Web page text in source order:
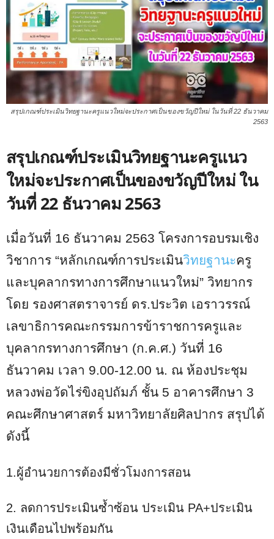
สรุปเกณฑ์ประเมินวิทยฐานะครูแนวใหม่จะประกาศเป็นของขวัญปีใหม่ ในวันที่ 22 ธันวาคม
2563
สรุปเกณฑ์ประเมินวิทยฐานะครูแนว
ใหม่จะประกาศเป็นของขวัญปีใหม่ ใน
วันที่ 22 ธันวาคม 2563
เมื่อวันที่ 16 ธันวาคม 2563 โครงการอบรมเชิง
วิชาการ “หลักเกณฑ์การประเมินวิทยฐานะครู
และบุคลากรทางการศึกษาแนวใหม่” วิทยากร
โดย รองศาสตราจารย์ ดร.ประวิต เอราวรรณ์
เลขาธิการคณะกรรมการข้าราชการครูและ
บุคลากรทางการศึกษา (ก.ค.ศ.) วันที่ 16
ธันวาคม เวลา 9.00-12.00 น. ณ ห้องประชุม
หลวงพ่อวัดไร่ขิงอุปถัมภ์ ชั้น 5 อาคารศึกษา 3
คณะศึกษาศาสตร์ มหาวิทยาลัยศิลปากร สรุปได้
ดังนี้
1.ผู้อำนวยการต้องมีชั่วโมงการสอน
2. ลดการประเมินซ้ำซ้อน ประเมิน PA+ประเมิน
เงินเดือนไปพร้อมกัน